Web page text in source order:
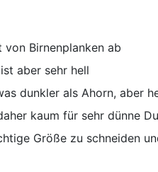
Birnenplanken ab
aber sehr hell
dunkler als Ahorn, aber
kaum für sehr dünne
Größe zu schneiden